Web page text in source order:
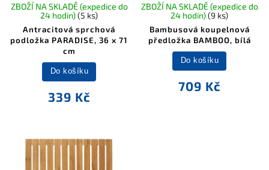
Antracitová sprchová
podložka PARADISE, 36 x 71
cm
ZBOŽÍ NA SKLADĚ (expedice do
24 hodin)(5 ks)
339 Kč
Do košíku
Bambusová koupelnová
předložka BAMBOO, bílá
ZBOŽÍ NA SKLADĚ (expedice do
24 hodin)(9 ks)
709 Kč
Do košíku